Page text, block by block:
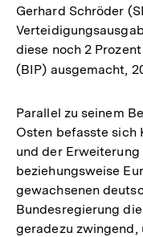
Gerhard Schröder
diese noch 2
(BIP) ausgemacht,
Parallel zu seinem
Osten befasste sich
und der
beziehungsweise
gewachsenen
Bundesregierung
geradezu zwingend,